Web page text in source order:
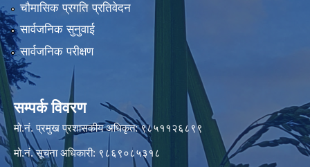
चौमासिक प्रगति प्रतिवेदन
सार्वजनिक सुनुवाई
सार्वजनिक परीक्षण
सम्पर्क विवरण
मो.नं. प्रमुख प्रशासकीय अधिकृत: ९८५११२६८९९
मो.नं. सूचना अधिकारी: ९८६९०८५३१८